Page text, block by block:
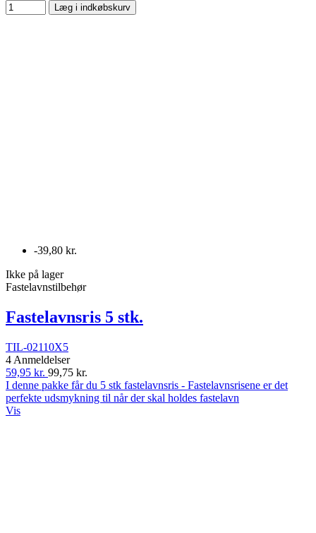
Læg i indkøbskurv
-39,80 kr.
Ikke på lager
Fastelavnstilbehør
Fastelavnsris 5 stk.
TIL-02110X5
4 Anmeldelser
59,95 kr. 99,75 kr.
I denne pakke får du 5 stk fastelavnsris - Fastelavnsrisene er det
perfekte udsmykning til når der skal holdes fastelavn
Vis